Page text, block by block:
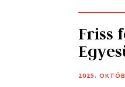
Friss
2025.